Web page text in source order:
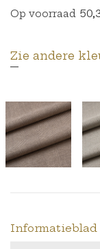
Op voorraad
Zie andere
Informatieblad